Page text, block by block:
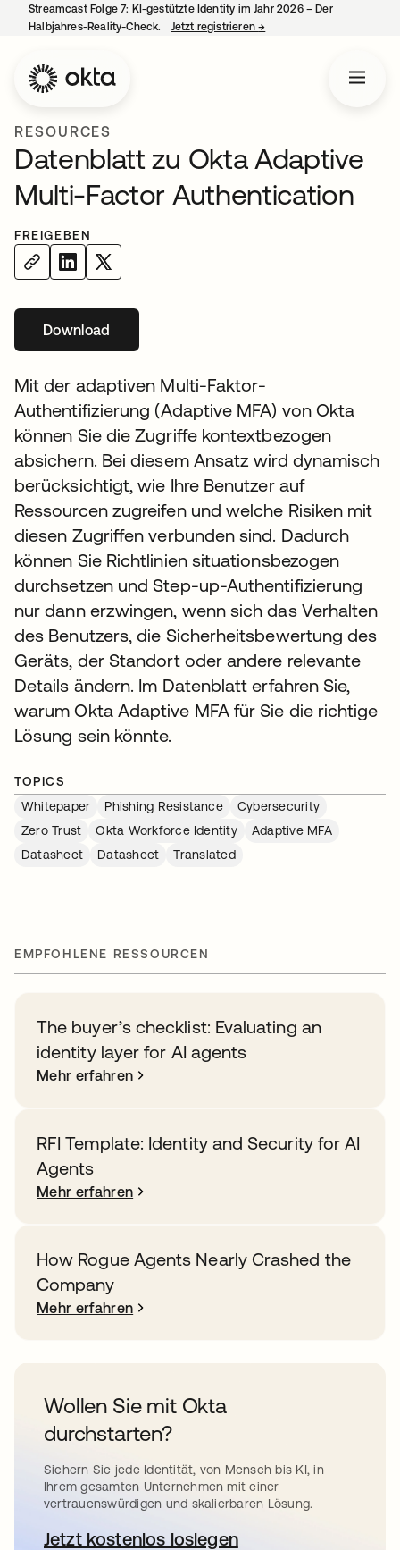
Streamcast Folge 7: KI-gestützte Identity im Jahr 2026 – Der
Halbjahres-Reality-Check.
Jetzt registrieren→
RESOURCES
Datenblatt zu Okta Adaptive
Multi-Factor Authentication
FREIGEBEN
Downloadwird in einer neuen Registerkarte geöffnet
Mit der adaptiven Multi-Faktor-
Authentifizierung (Adaptive MFA) von Okta
können Sie die Zugriffe kontextbezogen
absichern. Bei diesem Ansatz wird dynamisch
berücksichtigt, wie Ihre Benutzer auf
Ressourcen zugreifen und welche Risiken mit
diesen Zugriffen verbunden sind. Dadurch
können Sie Richtlinien situationsbezogen
durchsetzen und Step-up-Authentifizierung
nur dann erzwingen, wenn sich das Verhalten
des Benutzers, die Sicherheitsbewertung des
Geräts, der Standort oder andere relevante
Details ändern. Im Datenblatt erfahren Sie,
warum Okta Adaptive MFA für Sie die richtige
Lösung sein könnte.
TOPICS
Whitepaper
Phishing Resistance
Cybersecurity
Zero Trust
Okta Workforce Identity
Adaptive MFA
Datasheet
Datasheet Translated
EMPFOHLENE RESSOURCEN
The buyer’s checklist: Evaluating an
identity layer for AI agents
Mehr erfahren
RFI Template: Identity and Security for AI
Agents
Mehr erfahren
How Rogue Agents Nearly Crashed the
Company
Mehr erfahren
Wollen Sie mit Okta
durchstarten?
Sichern Sie jede Identität, von Mensch bis KI, in
Ihrem gesamten Unternehmen mit einer
vertrauenswürdigen und skalierbaren Lösung.
Jetzt kostenlos loslegen
wird in einer neuen